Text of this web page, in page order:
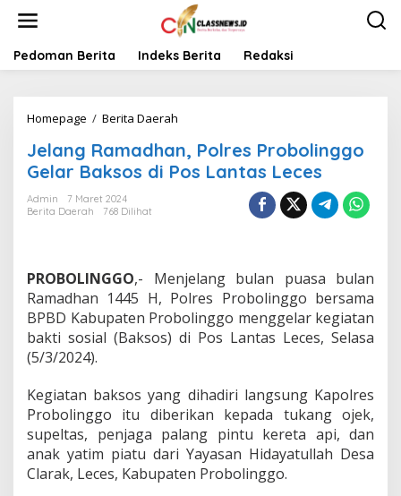
t
Pedoman Berita Indeks Berita Redaksi
Homepage / Berita Daerah
l
a
n
d
h
a
n
,
l
r
e
s
r
Jelang Ramadhan, Polres Probolinggo
Gelar Baksos di Pos Lantas Leces
Admin
7 Maret 2024
Berita Daerah
768 Dilihat
PROBOLINGGO,- Menjelang bulan puasa bulan
Ramadhan 1445 H, Polres Probolinggo bersama
BPBD Kabupaten Probolinggo menggelar kegiatan
bakti sosial (Baksos) di Pos Lantas Leces, Selasa
(5/3/2024).
Kegiatan baksos yang dihadiri langsung Kapolres
Probolinggo itu diberikan kepada tukang ojek,
supeltas, penjaga palang pintu kereta api, dan
anak yatim piatu dari Yayasan Hidayatullah Desa
Clarak, Leces, Kabupaten Probolinggo.